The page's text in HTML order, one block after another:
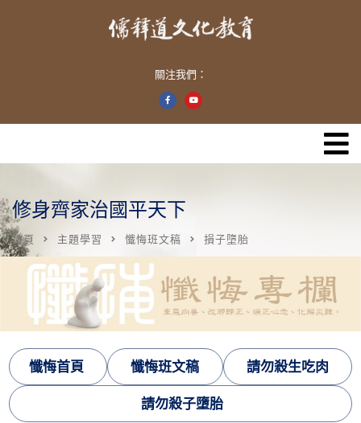
關注我們：
修身齊家治國平天下
首頁 主題學習 懺悔班文稿 損子墮胎
懺悔首頁 懺悔班文稿 請勿殺生吃肉
請勿殺子墮胎